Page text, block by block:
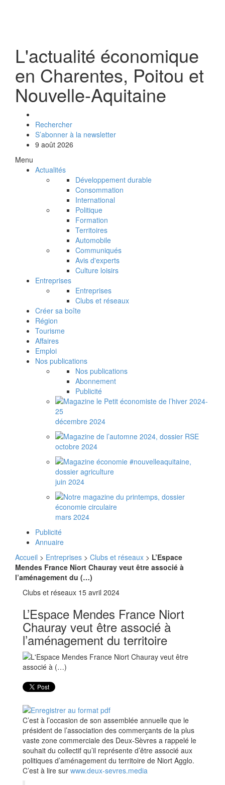
L'actualité économique
en Charentes, Poitou et
Nouvelle-Aquitaine
Rechercher
S’abonner à la newsletter
9 août 2026
Menu
Actualités
Développement durable
Consommation
International
Politique
Formation
Territoires
Automobile
Communiqués
Avis d'experts
Culture loisirs
Entreprises
Entreprises
Clubs et réseaux
Créer sa boîte
Région
Tourisme
Affaires
Emploi
Nos publications
Nos publications
Abonnement
Publicité
décembre 2024
octobre 2024
juin 2024
mars 2024
Publicité
Annuaire
Accueil > Entreprises > Clubs et réseaux > L’Espace
Mendes France Niort Chauray veut être associé à
l’aménagement du (…)
Clubs et réseaux 15 avril 2024
L’Espace Mendes France Niort
Chauray veut être associé à
l’aménagement du territoire
C’est à l’occasion de son assemblée annuelle que le
président de l’association des commerçants de la plus
vaste zone commerciale des Deux-Sèvres a rappelé le
souhait du collectif qu’il représente d’être associé aux
politiques d’aménagement du territoire de Niort Agglo.
C’est à lire sur www.deux-sevres.media